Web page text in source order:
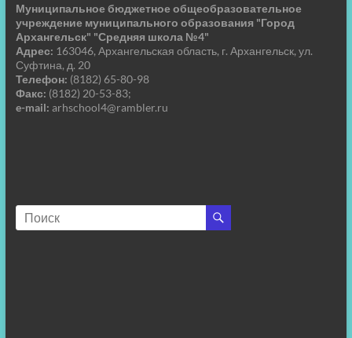
Муниципальное бюджетное общеобразовательное
учреждение муниципального образования "Город
Архангельск" "Средняя школа №4"
Адрес: 163046, Архангельская область, г. Архангельск, ул.
Суфтина, д. 20
Телефон: (8182) 65-80-98
Факс: (8182) 20-53-83;
e-mail: arhschool4@rambler.ru